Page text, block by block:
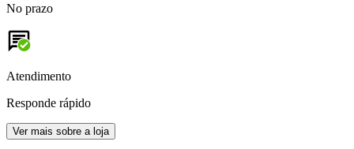
No prazo
Atendimento
Responde rápido
Ver mais sobre a loja